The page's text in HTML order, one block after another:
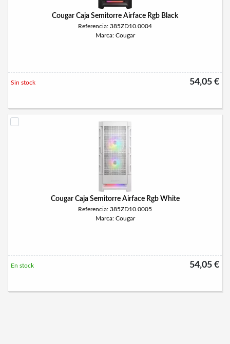
Cougar Caja Semitorre Airface Rgb Black
Referencia: 385ZD10.0004
Marca: Cougar
54,05 €
Sin stock
Cougar Caja Semitorre Airface Rgb White
Referencia: 385ZD10.0005
Marca: Cougar
54,05 €
En stock